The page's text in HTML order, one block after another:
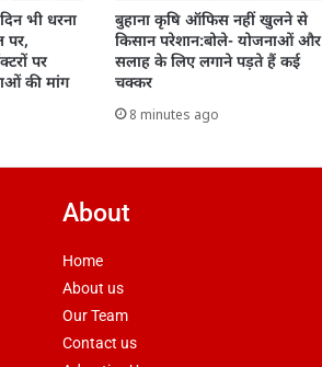
भी धरना
पर,
पर
की मांग
बुहाना कृषि ऑफिस नहीं खुलने से
किसान परेशान:बोले- योजनाओं और
सलाह के लिए लगाने पड़ते हैं कई
चक्कर
8 minutes ago
About
Home
About us
Our Team
Contact us